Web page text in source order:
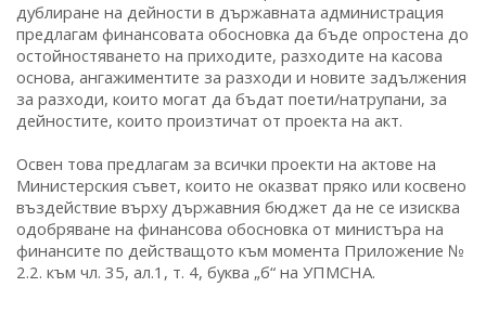
дублиране на дейности в държавната администрация
предлагам финансовата обосновка да бъде опростена до
остойностяването на приходите, разходите на касова
основа, ангажиментите за разходи и новите задължения
за разходи, които могат да бъдат поети/натрупани, за
дейностите, които произтичат от проекта на акт.
Освен това предлагам за всички проекти на актове на
Министерския съвет, които не оказват пряко или косвено
въздействие върху държавния бюджет да не се изисква
одобряване на финансова обосновка от министъра на
финансите по действащото към момента Приложение №
2.2. към чл. 35, ал.1, т. 4, буква „б“ на УПМСНА.